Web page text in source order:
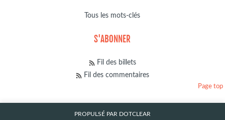
Tous les mots-clés
S'ABONNER
Fil des billets
Fil des commentaires
PROPULSÉ PAR DOTCLEAR
Page top